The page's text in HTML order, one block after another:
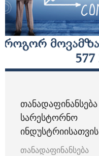
ᲗᲐᲜᲐᲓᲐᲤᲘᲜᲐᲜᲡᲔᲑᲐ
ᲡᲐᲠᲔᲡᲢᲝᲠᲜᲝ
ᲘᲜᲓᲣᲡᲢᲠᲘᲘᲡᲐᲗᲕᲘᲡ
თანადაფინანსება